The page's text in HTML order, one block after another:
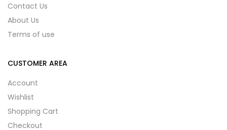
Contact Us
About Us
Terms of use
CUSTOMER AREA
Account
Wishlist
Shopping Cart
Checkout